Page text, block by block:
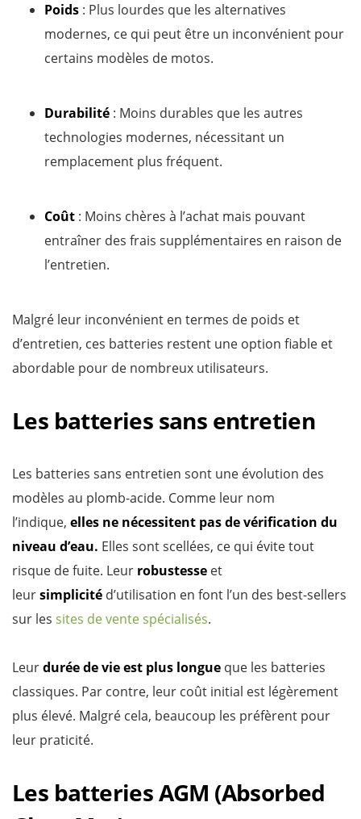
Poids : Plus lourdes que les alternatives
modernes, ce qui peut être un inconvénient pour
certains modèles de motos.
Durabilité : Moins durables que les autres
technologies modernes, nécessitant un
remplacement plus fréquent.
Coût : Moins chères à l’achat mais pouvant
entraîner des frais supplémentaires en raison de
l’entretien.
Malgré leur inconvénient en termes de poids et
d’entretien, ces batteries restent une option fiable et
abordable pour de nombreux utilisateurs.
Les batteries sans entretien
Les batteries sans entretien sont une évolution des
modèles au plomb-acide. Comme leur nom
l’indique, elles ne nécessitent pas de vérification du
niveau d’eau. Elles sont scellées, ce qui évite tout
risque de fuite. Leur robustesse et
leursimplicité d’utilisation en font l’un des best-sellers
sur les sites de vente spécialisés.
Leurdurée de vie est plus longue que les batteries
classiques. Par contre, leur coût initial est légèrement
plus élevé. Malgré cela, beaucoup les préfèrent pour
leur praticité.
Les batteries AGM (Absorbed